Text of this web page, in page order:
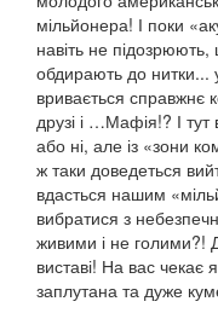
мільйонера! І поки
навіть не підозрюють,
обдирають до нитки...
вривається справжнє
друзі і …Мафія!? І
або ні, але із «зони
ж таки доведеться
вдасться нашим
вибратися з
живими і не голими?!
виставі! На вас чекає
заплутана та дуже